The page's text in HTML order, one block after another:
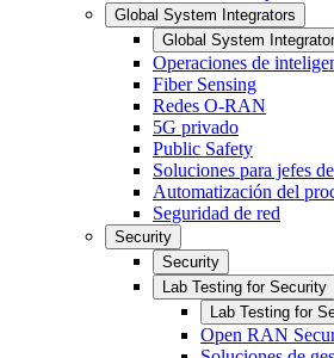
Global System Integrators
Global System
Operaciones de
Fiber Sensing
Redes O-RAN
5G privado
Public Safety
Soluciones para jefes
Automatización del
Seguridad de red
Security
Security
Lab Testing for Security
Lab Testing for
Open RAN